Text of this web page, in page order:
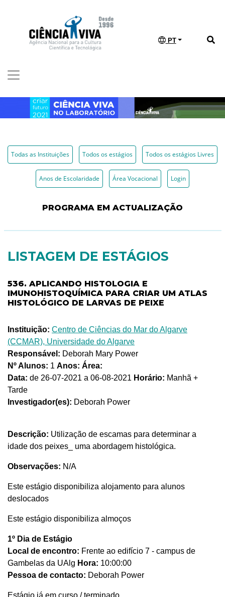
PT
Todas as Instituições Todos os estágios Todos os estágios Livres
Anos de Escolaridade Área Vocacional Login
PROGRAMA EM ACTUALIZAÇÃO
LISTAGEM DE ESTÁGIOS
536. APLICANDO HISTOLOGIA E
IMUNOHISTOQUÍMICA PARA CRIAR UM ATLAS
HISTOLÓGICO DE LARVAS DE PEIXE
Instituição: Centro de Ciências do Mar do Algarve
(CCMAR), Universidade do Algarve
Responsável: Deborah Mary Power
Nº Alunos: 1 Anos: Área:
Data: de 26-07-2021 a 06-08-2021 Horário: Manhã +
Tarde
Investigador(es): Deborah Power
Descrição: Utilização de escamas para determinar a
idade dos peixes_ uma abordagem histológica.
Observações: N/A
Este estágio disponibiliza alojamento para alunos
deslocados
Este estágio disponibiliza almoços
1º Dia de Estágio
Local de encontro: Frente ao edifício 7 - campus de
Gambelas da UAlg Hora: 10:00:00
Pessoa de contacto: Deborah Power